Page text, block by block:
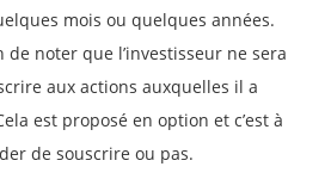
mois ou quelques années.
de noter que l’investisseur ne sera
aux actions auxquelles il a
est proposé en option et c’est à
de souscrire ou pas.